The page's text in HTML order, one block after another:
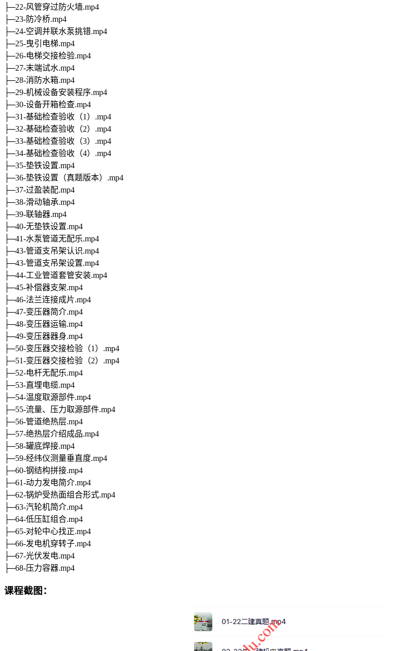
├─22-风管穿过防火墙.mp4
├─23-防冷桥.mp4
├─24-空调并联水泵挑错.mp4
├─25-曳引电梯.mp4
├─26-电梯交接检验.mp4
├─27-末端试水.mp4
├─28-消防水箱.mp4
├─29-机械设备安装程序.mp4
├─30-设备开箱检查.mp4
├─31-基础检查验收（1）.mp4
├─32-基础检查验收（2）.mp4
├─33-基础检查验收（3）.mp4
├─34-基础检查验收（4）.mp4
├─35-垫铁设置.mp4
├─36-垫铁设置（真题版本）.mp4
├─37-过盈装配.mp4
├─38-滑动轴承.mp4
├─39-联轴器.mp4
├─40-无垫铁设置.mp4
├─41-水泵管道无配乐.mp4
├─43-管道支吊架认识.mp4
├─43-管道支吊架设置.mp4
├─44-工业管道套管安装.mp4
├─45-补偿器支架.mp4
├─46-法兰连接成片.mp4
├─47-变压器简介.mp4
├─48-变压器运输.mp4
├─49-变压器器身.mp4
├─50-变压器交接检验（1）.mp4
├─51-变压器交接检验（2）.mp4
├─52-电杆无配乐.mp4
├─53-直埋电缆.mp4
├─54-温度取源部件.mp4
├─55-流量、压力取源部件.mp4
├─56-管道绝热层.mp4
├─57-绝热层介绍成品.mp4
├─58-罐底焊接.mp4
├─59-经纬仪测量垂直度.mp4
├─60-钢结构拼接.mp4
├─61-动力发电简介.mp4
├─62-锅炉受热面组合形式.mp4
├─63-汽轮机简介.mp4
├─64-低压缸组合.mp4
├─65-对轮中心找正.mp4
├─66-发电机穿转子.mp4
├─67-光伏发电.mp4
├─68-压力容器.mp4
课程截图：